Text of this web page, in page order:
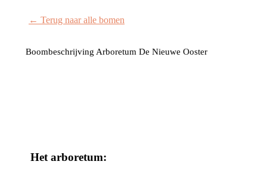
← Terug naar alle bomen
Boombeschrijving Arboretum De Nieuwe Ooster
Het arboretum: